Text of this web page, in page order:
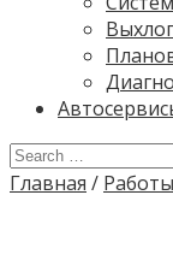
Главная /